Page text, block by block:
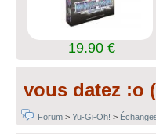
19.90 €
vous datez :o
Forum > Yu-Gi-Oh! >